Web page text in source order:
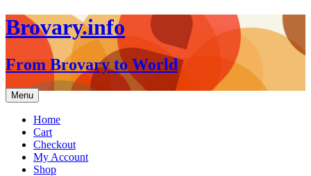
Brovary.info
From Brovary to World
Menu Skip
to
content
Home
Cart
Checkout
My Account
Shop